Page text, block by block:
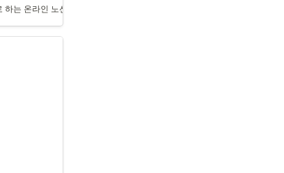
하는 온라인 노션 특강이 2024년과 2025년에 진행되며, 신청 인원이 약